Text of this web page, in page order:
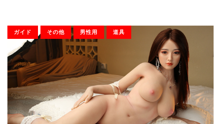
ガイド その他 男性用 道具